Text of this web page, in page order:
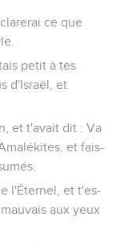
ce que
petit à tes
d'Israël, et
et t'avait dit : Va
et fais-
l'Éternel, et t'es-
aux yeux